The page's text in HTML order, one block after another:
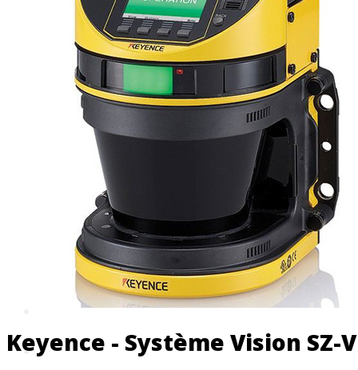
Machines pour l'enseignement
Machines transfert
Axe horizontal
Axe vertical
Machines en stock
Scies CNC
Scies semi-automatiques
Périphériques
Robots toutes marques
Plateformes Robots Standards
Plateformes Robots Sur Mesure
Accessoires
Keyence - Système Vision SZ-V